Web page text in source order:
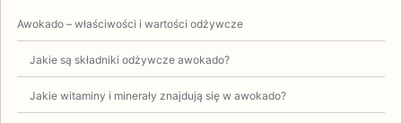
Awokado – właściwości i wartości odżywcze
Jakie są składniki odżywcze awokado?
Jakie witaminy i minerały znajdują się w awokado?